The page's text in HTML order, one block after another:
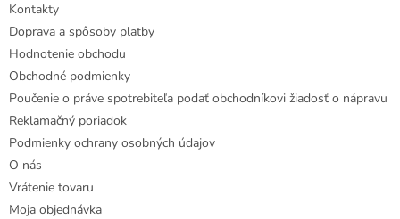
Kontakty
Doprava a spôsoby platby
Hodnotenie obchodu
Obchodné podmienky
Poučenie o práve spotrebiteľa podať obchodníkovi žiadosť o nápravu
Reklamačný poriadok
Podmienky ochrany osobných údajov
O nás
Vrátenie tovaru
Moja objednávka